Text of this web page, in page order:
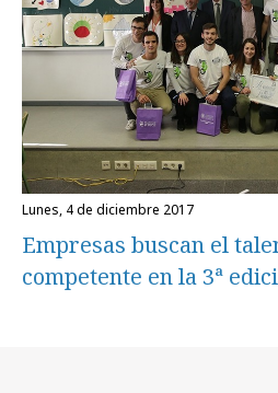
lunes, 4 de diciembre 2017
Empresas buscan el
competente en la 3ª